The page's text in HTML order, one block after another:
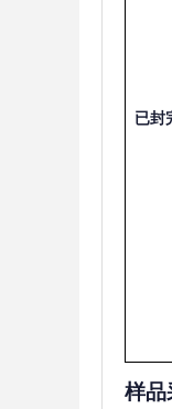
已封
样品